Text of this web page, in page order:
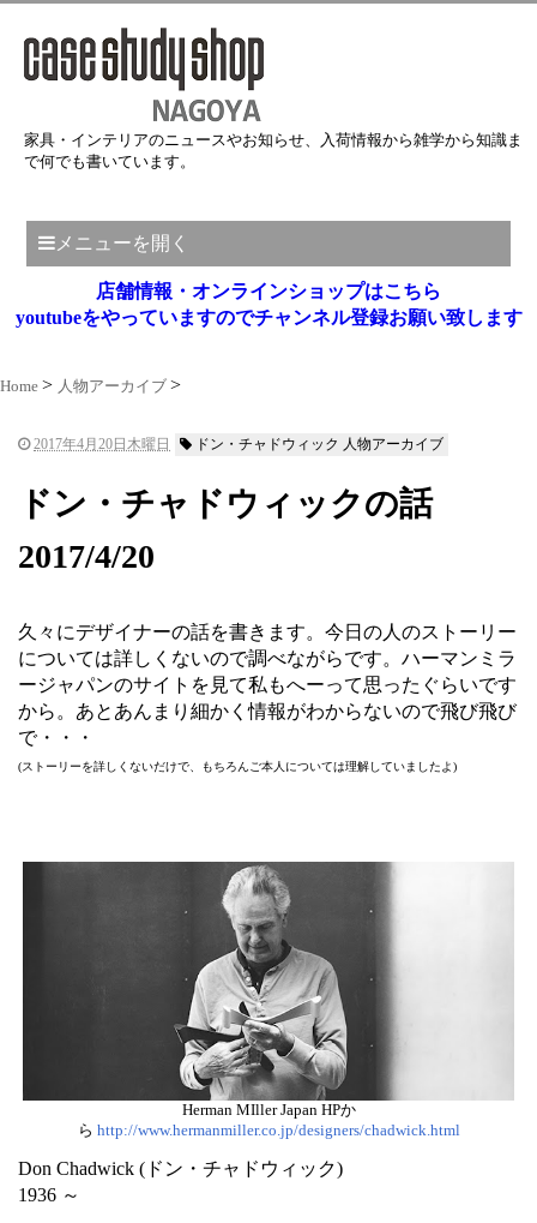
家具・インテリアのニュースやお知らせ、入荷情報から雑学から知識ま
で何でも書いています。
メニューを開く
店舗情報・オンラインショップはこちら
youtubeをやっていますのでチャンネル登録お願い致します
Home 人物アーカイブ
2017年4月20日木曜日 ドン・チャドウィック 人物アーカイブ
ドン・チャドウィックの話
2017/4/20
久々にデザイナーの話を書きます。今日の人のストーリー
については詳しくないので調べながらです。ハーマンミラ
ージャパンのサイトを見て私もへーって思ったぐらいです
から。あとあんまり細かく情報がわからないので飛び飛び
で・・・
(ストーリーを詳しくないだけで、もちろんご本人については理解していましたよ)
Herman MIller Japan HPか
ら http://www.hermanmiller.co.jp/designers/chadwick.html
Don Chadwick (ドン・チャドウィック)
1936 ～